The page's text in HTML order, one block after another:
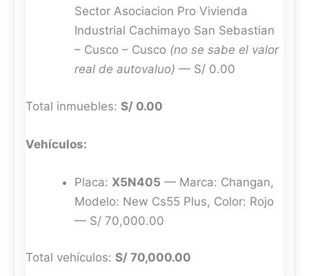
Sector Asociacion Pro Vivienda
Industrial Cachimayo San Sebastian
– Cusco – Cusco (no se sabe el valor
real de autovaluo) — S/ 0.00
Total inmuebles: S/ 0.00
Vehículos:
Placa: X5N405 — Marca: Changan,
Modelo: New Cs55 Plus, Color: Rojo
— S/ 70,000.00
Total vehículos: S/ 70,000.00